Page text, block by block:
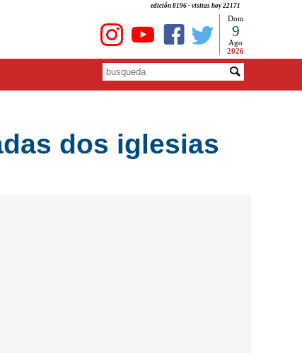
edición 8196 - visitas hoy 22171
Dom
9
Ago
2026
dos iglesias